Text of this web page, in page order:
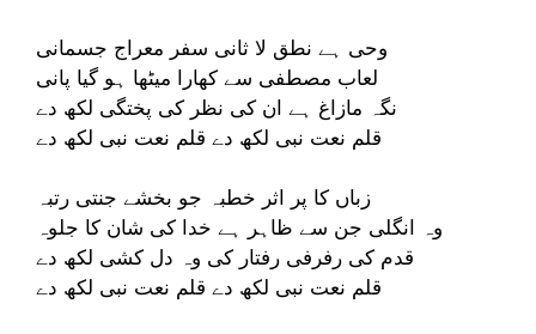
وحی ہے نطق لا ثانی سفر معراج جسمانی
لعاب مصطفی سے کھارا میٹھا ہو گیا پانی
نگہ مازاغ ہے ان کی نظر کی پختگی لکھ دے
قلم نعت نبی لکھ دے قلم نعت نبی لکھ دے
زباں کا پر اثر خطبہ جو بخشے جنتی رتبہ
وہ انگلی جن سے ظاہر ہے خدا کی شان کا جلوہ
قدم کی رفرفی رفتار کی وہ دل کشی لکھ دے
قلم نعت نبی لکھ دے قلم نعت نبی لکھ دے